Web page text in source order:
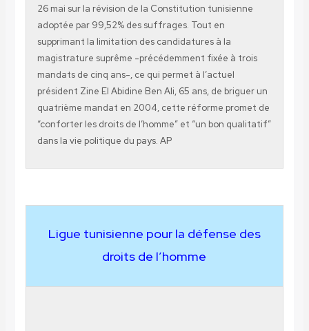
26 mai sur la révision de la Constitution tunisienne
adoptée par 99,52% des suffrages. Tout en
supprimant la limitation des candidatures à la
magistrature suprême -précédemment fixée à trois
mandats de cinq ans-, ce qui permet à l’actuel
président Zine El Abidine Ben Ali, 65 ans, de briguer un
quatrième mandat en 2004, cette réforme promet de
“conforter les droits de l’homme” et “un bon qualitatif”
dans la vie politique du pays. AP
Ligue tunisienne pour la défense des
droits de l’homme